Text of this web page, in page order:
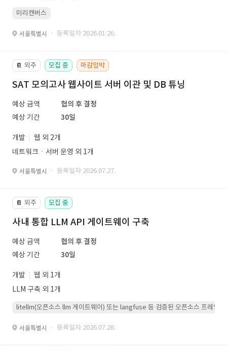
미리캔버스
서울특별시 · 등록일자 2026.01.26.
📔 외주 모집 중 마감임박
SAT 모의고사 웹사이트 서버 이관 및 DB 튜닝
예상 금액
협의 후 결정
예상 기간
30일
개발
웹 외 2개
네트워크ㆍ서버 운영 외 1개
서울특별시 · 등록일자 2026.07.27.
📔 외주 모집 중
사내 통합 LLM API 게이트웨이 구축
예상 금액
협의 후 결정
예상 기간
30일
개발
웹 외 1개
LLM 구축 외 1개
litellm(오픈소스 llm 게이트웨이) 또는 langfuse 등 검증된 오픈소스 프레임워
서울특별시 · 등록일자 2026.07.28.